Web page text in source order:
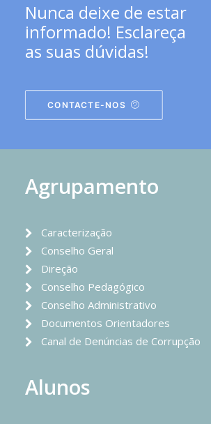
Nunca deixe de estar
informado! Esclareça
as suas dúvidas!
CONTACTE-NOS
Agrupamento
Caracterização
Conselho Geral
Direção
Conselho Pedagógico
Conselho Administrativo
Documentos Orientadores
Canal de Denúncias de Corrupção
Alunos